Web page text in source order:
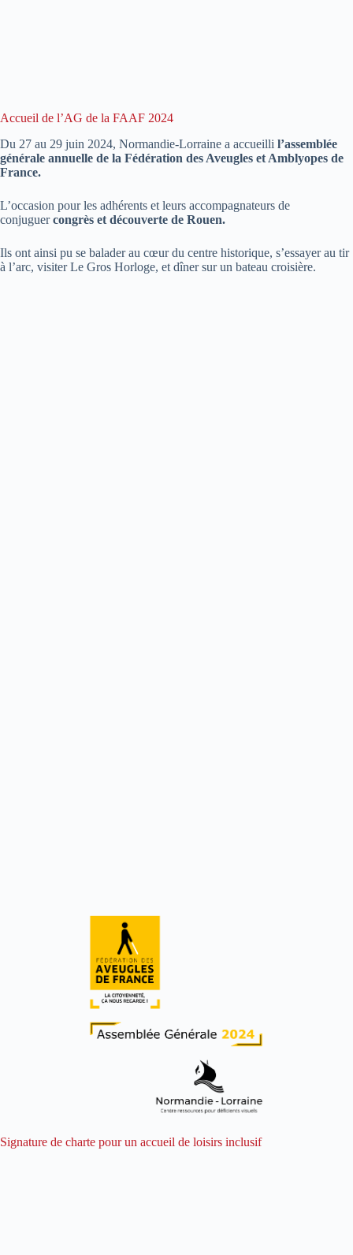
Accueil de l’AG de la FAAF 2024
Du 27 au 29 juin 2024, Normandie-Lorraine a accueilli l’assemblée
générale annuelle de la Fédération des Aveugles et Amblyopes de
France.
L’occasion pour les adhérents et leurs accompagnateurs de
conjuguercongrès et découverte de Rouen.
Ils ont ainsi pu se balader au cœur du centre historique, s’essayer au tir
à l’arc, visiter Le Gros Horloge, et dîner sur un bateau croisière.
Signature de charte pour un accueil de loisirs inclusif